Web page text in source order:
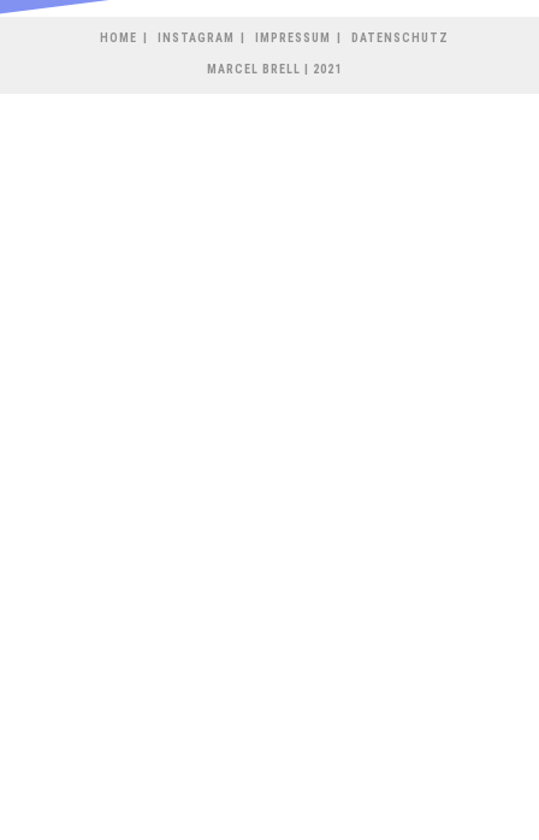
HOME INSTAGRAM IMPRESSUM DATENSCHUTZ
MARCEL BRELL | 2021